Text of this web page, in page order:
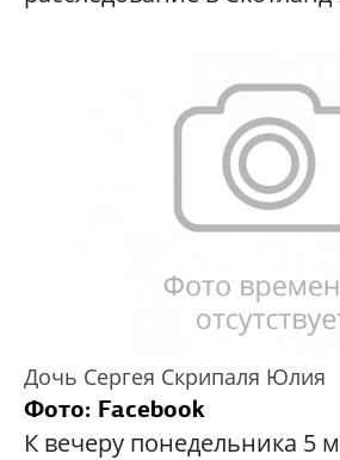
Дочь Сергея Скрипаля Юлия
Фото: Facebook
К вечеру понедельника 5